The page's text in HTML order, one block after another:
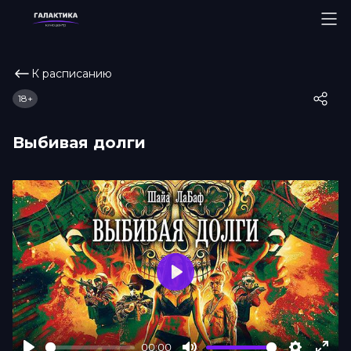
К расписанию
Выбивая долги
18+
00:00
Play